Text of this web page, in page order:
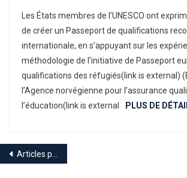
Les États membres de l’UNESCO ont
de créer un Passeport de qualifications
internationale, en s’appuyant sur les
méthodologie de l’initiative de Passeport
qualifications des réfugiés(link is external)
l’Agence norvégienne pour l’assurance
l’éducation(link is external
PLUS DE
Navigation
Articles plus anciens